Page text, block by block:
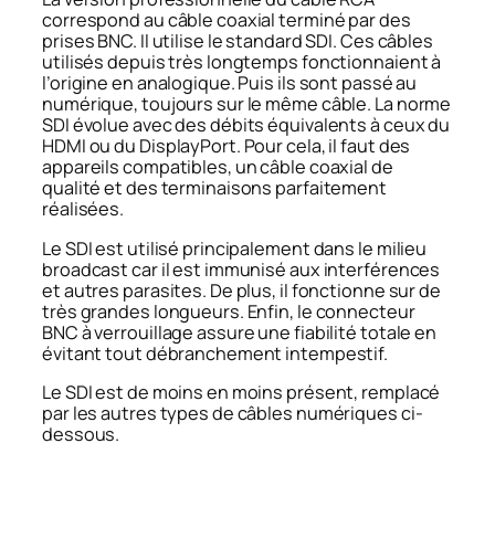
correspond au câble coaxial terminé par des
prises BNC. Il utilise le standard SDI. Ces câbles
utilisés depuis très longtemps fonctionnaient à
l’origine en analogique. Puis ils sont passé au
numérique, toujours sur le même câble. La norme
SDI évolue avec des débits équivalents à ceux du
HDMI ou du DisplayPort. Pour cela, il faut des
appareils compatibles, un câble coaxial de
qualité et des terminaisons parfaitement
réalisées.
Le SDI est utilisé principalement dans le milieu
broadcast car il est immunisé aux interférences
et autres parasites. De plus, il fonctionne sur de
très grandes longueurs. Enfin, le connecteur
BNC à verrouillage assure une fiabilité totale en
évitant tout débranchement intempestif.
Le SDI est de moins en moins présent, remplacé
par les autres types de câbles numériques ci-
dessous.